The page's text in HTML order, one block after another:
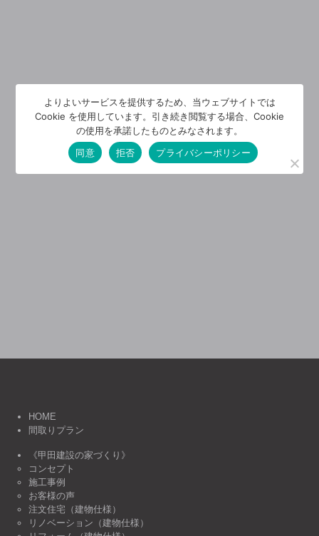
HOME
間取りプラン
《甲田建設の家づくり》
コンセプト
施工事例
お客様の声
注文住宅（建物仕様）
リノベーション（建物仕様）
よりよいサービスを提供するため、当ウェブサイトでは
Cookie を使用しています。引き続き閲覧する場合、Cookie
の使用を承諾したものとみなされます。
同意
拒否 プライバシーポリシー